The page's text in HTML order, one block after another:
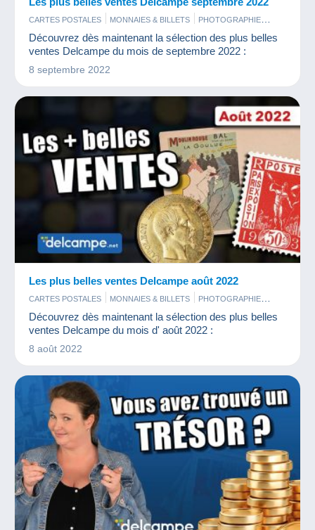
CARTES POSTALES MONNAIES & BILLETS
PHOTOGRAPHIE
TIMBRES
Découvrez dès maintenant la sélection des plus belles
ventes Delcampe du mois de septembre 2022 :
8 septembre 2022
Les plus belles ventes Delcampe août 2022
CARTES POSTALES MONNAIES & BILLETS
PHOTOGRAPHIE
TIMBRES
Découvrez dès maintenant la sélection des plus belles
ventes Delcampe du mois d' août 2022 :
8 août 2022